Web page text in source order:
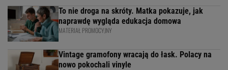
To nie droga na skróty. Matka pokazuje, jak
naprawdę wygląda edukacja domowa
MATERIAŁ PROMOCYJNY
Vintage gramofony wracają do łask. Polacy na
nowo pokochali vinyle